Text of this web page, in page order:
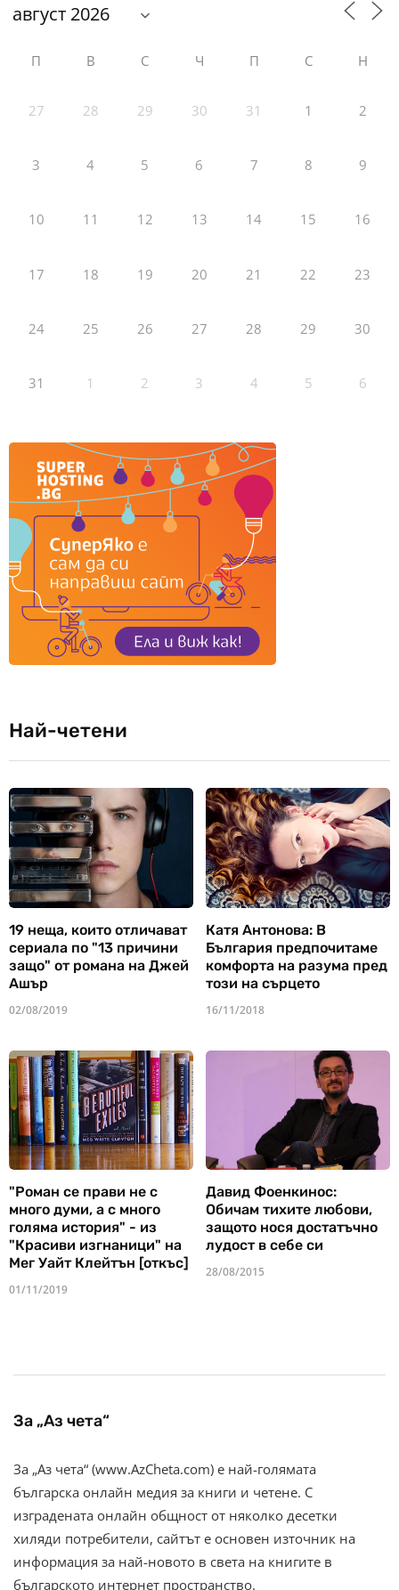
П В С Ч П С Н
27 28 29 30 31 1 2
3 4 5 6 7 8 9
10 11 12 13 14 15 16
17 18 19 20 21 22 23
24 25 26 27 28 29 30
31 1 2 3 4 5 6
Най-четени
19 неща, които отличават
сериала по "13 причини
защо" от романа на Джей
Ашър
02/08/2019
Катя Антонова: В
България предпочитаме
комфорта на разума пред
този на сърцето
16/11/2018
"Роман се прави не с
много думи, а с много
голяма история" - из
"Красиви изгнаници" на
Мег Уайт Клейтън [откъс]
01/11/2019
Давид Фоенкинос:
Обичам тихите любови,
защото нося достатъчно
лудост в себе си
28/08/2015
За „Аз чета“
За „Аз чета“ (www.AzCheta.com) е най-голямата
българска онлайн медия за книги и четене. С
изградената онлайн общност от няколко десетки
хиляди потребители, сайтът е основен източник на
информация за най-новото в света на книгите в
българското интернет пространство.